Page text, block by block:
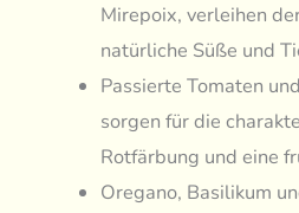
Mirepoix, verleihen
natürliche Süße und
Passierte Tomaten
sorgen für die
Rotfärbung und eine
Oregano, Basilikum